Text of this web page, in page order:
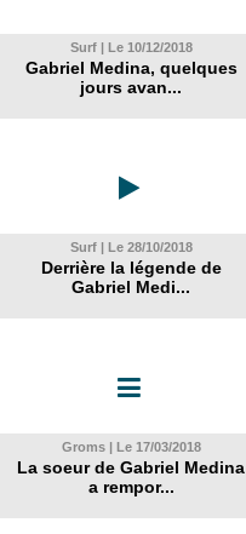
Surf | Le 10/12/2018
Gabriel Medina, quelques
jours avan...
Surf | Le 28/10/2018
Derrière la légende de
Gabriel Medi...
Groms | Le 17/03/2018
La soeur de Gabriel Medina
a rempor...